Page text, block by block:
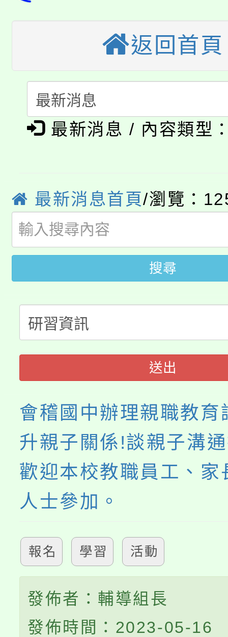
視費優惠，中低收入戶
半價優惠，詳情可洽有
者。
大園自造教育及科技
大溪自造教育及科技
份教師研習
淨零綠生活教案入校路
會
公告本校115學年度第
代理(課)教師甄選結果
「本色祭」8/29、30在
徵才活動。
YOUNG桃局內行報名
局官網。
8月14至27日，桃園電
開!
115年桃園市運動會8/
田徑場及游泳池舉行。
桃園市低收入戶享有免
半價優惠，詳情可洽有
者。
份教師增能研習
大溪自造教育及科技中
份教師研習
淨零綠生活教案入校路
返回首頁
最新消息 / 內容類型
最新消息首頁/瀏覽：
搜尋
送出
會稽國中辦理親職教育
升親子關係!談親子溝
歡迎本校教職員工、家
人士參加。
報名 學習 活動
發佈者：輔導組長
發佈時間：2023-05-16